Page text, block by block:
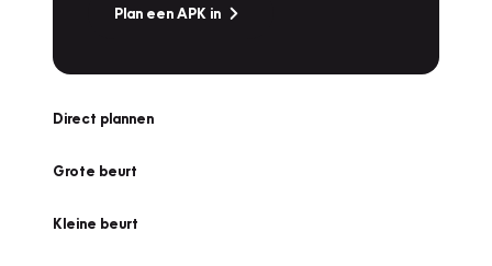
Plan een APK in
Direct plannen
Grote beurt
Kleine beurt